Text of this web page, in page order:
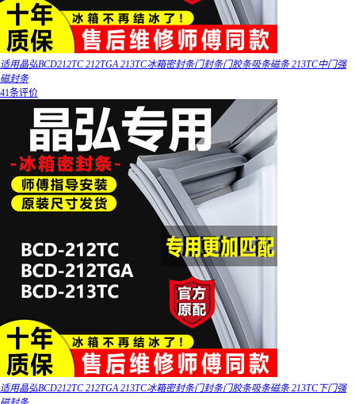
适用晶弘BCD212TC 212TGA 213TC冰箱密封条门封条门胶条吸条磁条 213TC中门强
磁封条
41条评价
适用晶弘BCD212TC 212TGA 213TC冰箱密封条门封条门胶条吸条磁条 213TC下门强